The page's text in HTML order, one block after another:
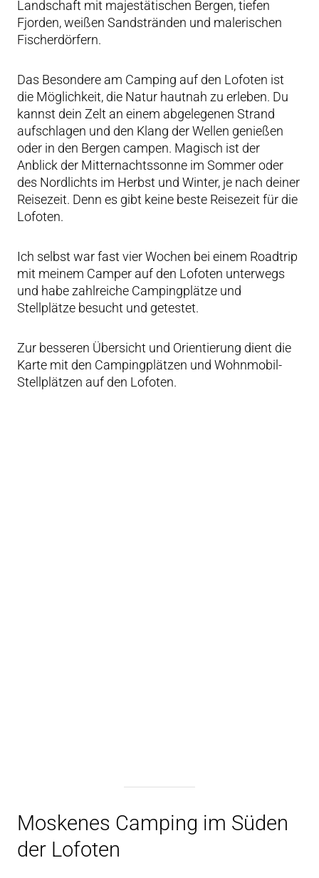
Landschaft mit majestätischen Bergen, tiefen
Fjorden, weißen Sandstränden und malerischen
Fischerdörfern.
Das Besondere am Camping auf den Lofoten ist
die Möglichkeit, die Natur hautnah zu erleben. Du
kannst dein Zelt an einem abgelegenen Strand
aufschlagen und den Klang der Wellen genießen
oder in den Bergen campen. Magisch ist der
Anblick der Mitternachtssonne im Sommer oder
des Nordlichts im Herbst und Winter, je nach deiner
Reisezeit. Denn es gibt keine beste Reisezeit für die
Lofoten.
Ich selbst war fast vier Wochen bei einem Roadtrip
mit meinem Camper auf den Lofoten unterwegs
und habe zahlreiche Campingplätze und
Stellplätze besucht und getestet.
Zur besseren Übersicht und Orientierung dient die
Karte mit den Campingplätzen und Wohnmobil-
Stellplätzen auf den Lofoten.
Moskenes Camping im Süden
der Lofoten